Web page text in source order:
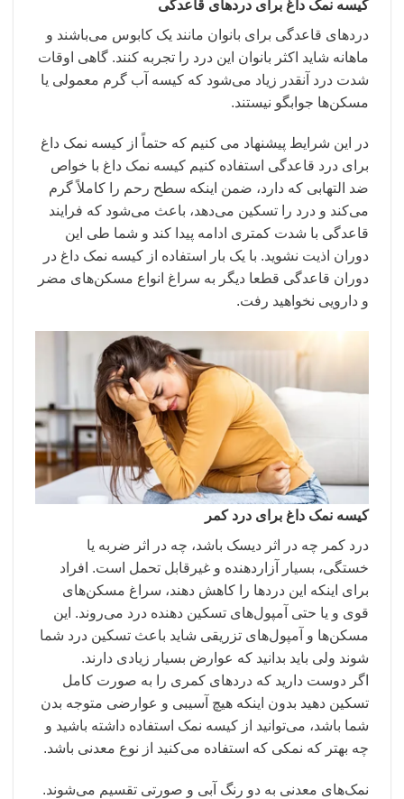
کیسه نمک داغ برای دردهای قاعدگی
دردهای قاعدگی برای بانوان مانند یک کابوس می‌باشند و
ماهانه شاید اکثر بانوان این درد را تجربه کنند. گاهی اوقات
شدت درد آنقدر زیاد می‌شود که کیسه آب گرم معمولی یا
مسکن‌ها جوابگو نیستند.
در این شرایط پیشنهاد می کنیم که حتماً از کیسه نمک داغ
برای درد قاعدگی استفاده کنیم کیسه نمک داغ با خواص
ضد التهابی که دارد، ضمن اینکه سطح رحم را کاملاً گرم
می‌کند و درد را تسکین می‌دهد، باعث می‌شود که فرایند
قاعدگی با شدت کمتری ادامه پیدا کند و شما طی این
دوران اذیت نشوید. با یک بار استفاده از کیسه نمک داغ در
دوران قاعدگی قطعا دیگر به سراغ انواع مسکن‌های مضر
و دارویی نخواهید رفت.
کیسه نمک داغ برای درد کمر
درد کمر چه در اثر دیسک باشد، چه در اثر ضربه یا
خستگی، بسیار آزاردهنده و غیرقابل تحمل است‌. افراد
برای اینکه این دردها را کاهش دهند، سراغ مسکن‌های
قوی و یا حتی آمپول‌های تسکین دهنده درد می‌روند. این
مسکن‌ها و آمپول‌های تزریقی شاید باعث تسکین درد شما
شوند ولی باید بدانید که عوارض بسیار زیادی دارند.
اگر دوست دارید که دردهای کمری را به صورت کامل
تسکین دهید بدون اینکه هیچ آسیبی و عوارضی متوجه بدن
شما باشد، می‌توانید از کیسه نمک استفاده داشته باشید و
چه بهتر که نمکی که استفاده می‌کنید از نوع معدنی باشد.
نمک‌های معدنی به دو رنگ آبی و صورتی تقسیم می‌شوند.